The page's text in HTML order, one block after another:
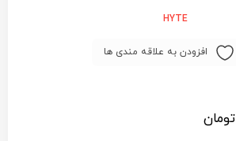
HYTE
افزودن به علاقه مندی ها
تومان